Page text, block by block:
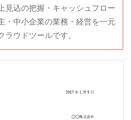
見込の把握・キャッシュフロー
・中小企業の業務・経営を一元
ウドツールです。